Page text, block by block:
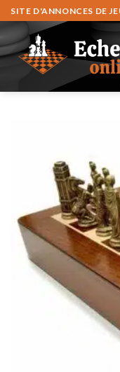
Fortsæt
til
indhold
SITE D'ANNONCES DE